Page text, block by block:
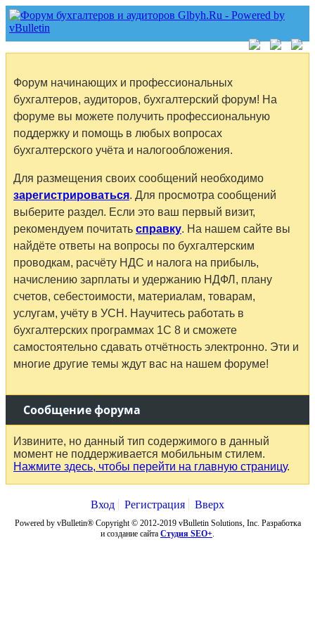
Форум начинающих и профессиональных
бухгалтеров, аудиторов, бухгалтерский форум! На
форуме вы можете получить профессиональную
поддержку и помощь в любых вопросах
бухгалтерского учёта и налогообложения.
Для размещения своих сообщений необходимо
зарегистрироваться. Для просмотра сообщений
выберите раздел. Если это ваш первый визит,
рекомендуем почитать справку. На нашем сайте вы
найдёте ответы на вопросы по бухгалтерским
проводкам, расчёту НДС и налога на прибыль,
начислению зарплаты и удержанию НДФЛ, плану
счетов, себестоимости, материалам, товарам,
услугам, учёту в УСН. Научитесь работать в
бухгалтерских программах 1С 8 и сможете
самостоятельно сдавать отчётность электронно. Эти и
многие другие темы ждут вас на нашем форуме!
Сообщение форума
Извините, но данный тип содержимого в данный
момент не поддерживается мобильным стилем.
Нажмите здесь, чтобы перейти на главную страницу.
Вход Регистрация Вверх
Powered by vBulletin® Copyright © 2012-2019 vBulletin Solutions, Inc. Разработка
и создание сайта Студия SEO+